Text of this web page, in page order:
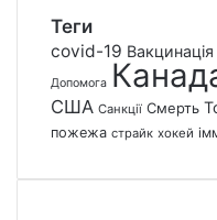
Теги
covid-19 Вакцинація
Допомога
США Санкції Смерть
пожежа страйк хокей